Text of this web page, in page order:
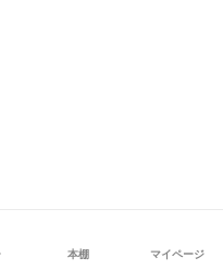
本棚 マイページ